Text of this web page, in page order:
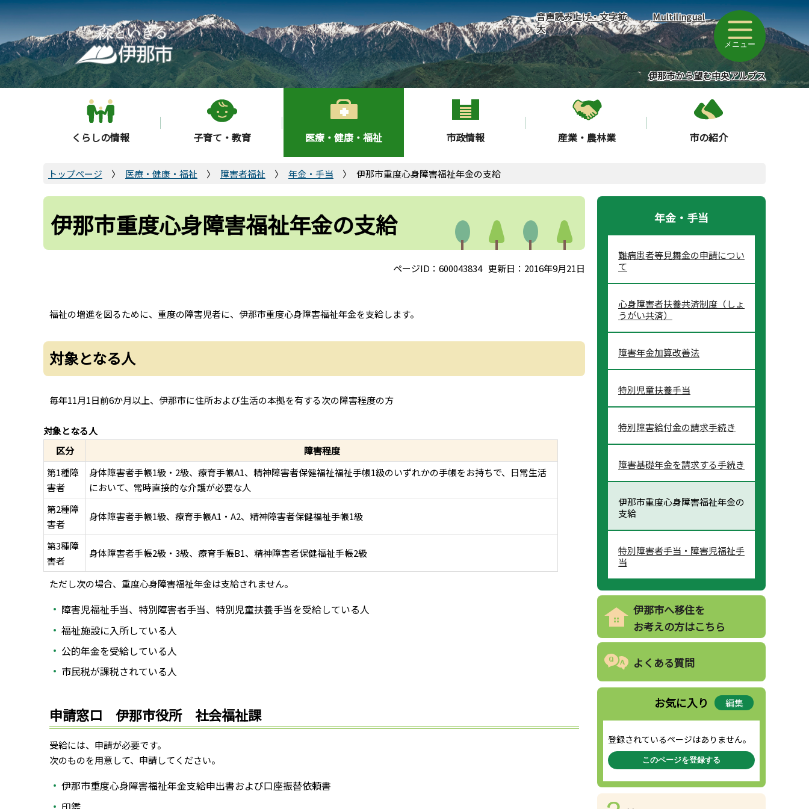
こ
の
ペ
ー
ジ
の
音声読み上げ・文字拡
大
Multilingual
メニュー
伊那市から望む中央アルプス
くらしの情報 子育て・教育 医療・健康・福祉 市政情報 産業・農林業 市の紹介
トップページ 医療・健康・福祉 障害者福祉 年金・手当 伊那市重度心身障害福祉年金の支給
伊那市重度心身障害福祉年金の支給
ページID：600043834 更新日：2016年9月21日
福祉の増進を図るために、重度の障害児者に、伊那市重度心身障害福祉年金を支給します。
対象となる人
毎年11月1日前6か月以上、伊那市に住所および生活の本拠を有する次の障害程度の方
対象となる人
区分
障害程度
第1種障
害者
身体障害者手帳1級・2級、療育手帳A1、精神障害者保健福祉福祉手帳1級のいずれかの手帳をお持ちで、日常生活
において、常時直接的な介護が必要な人
第2種障
害者
身体障害者手帳1級、療育手帳A1・A2、精神障害者保健福祉手帳1級
第3種障
害者
身体障害者手帳2級・3級、療育手帳B1、精神障害者保健福祉手帳2級
ただし次の場合、重度心身障害福祉年金は支給されません。
障害児福祉手当、特別障害者手当、特別児童扶養手当を受給している人
福祉施設に入所している人
公的年金を受給している人
市民税が課税されている人
申請窓口 伊那市役所 社会福祉課
受給には、申請が必要です。
次のものを用意して、申請してください。
伊那市重度心身障害福祉年金支給申出書および口座振替依頼書
年金・手当
難病患者等見舞金の申請につい
て
心身障害者扶養共済制度（しょ
うがい共済）
障害年金加算改善法
特別児童扶養手当
特別障害給付金の請求手続き
障害基礎年金を請求する手続き
伊那市重度心身障害福祉年金の
支給
特別障害者手当・障害児福祉手
当
伊那市へ移住を
お考えの方はこちら
よくある質問
お気に入り 編集
登録されているページはありません。
このページを登録する